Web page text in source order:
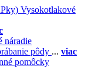
Vysokotlakové
náradie
pôdy ... viac
pomôcky